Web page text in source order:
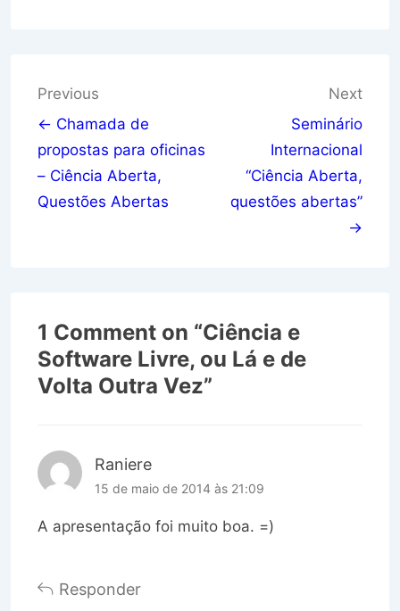
Navegação
de
Post
Previous
← Chamada de
propostas para oficinas
– Ciência Aberta,
Questões Abertas
Next
Seminário
Internacional
“Ciência Aberta,
questões abertas”
→
1 Comment on “Ciência e
Software Livre, ou Lá e de
Volta Outra Vez”
Raniere
15 de maio de 2014 às 21:09
A apresentação foi muito boa. =)
Responder